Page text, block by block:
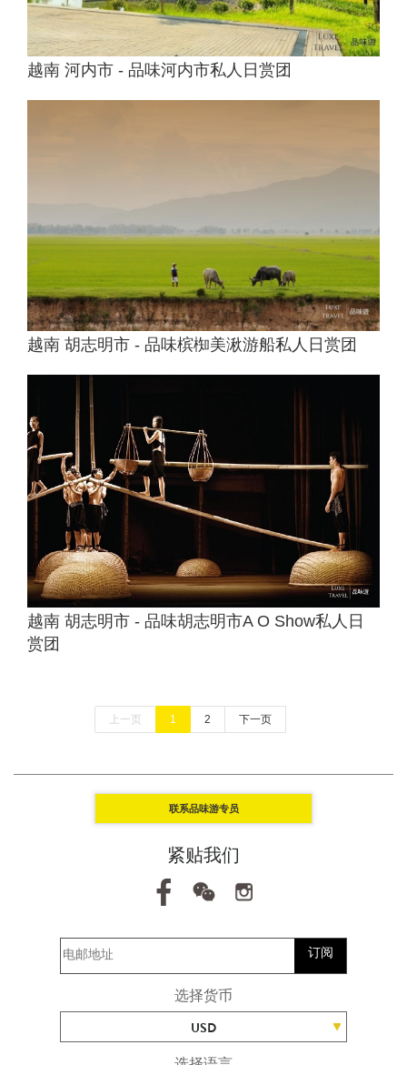
越南 河内市 - 品味河内市私人日赏团
越南 胡志明市 - 品味槟椥美湫游船私人日赏团
越南 胡志明市 - 品味胡志明市A O Show私人日
赏团
上一页 1 2 下一页
联系品味游专员
紧贴我们
订阅
选择货币
USD